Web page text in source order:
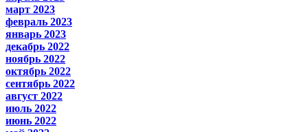
март 2023
февраль 2023
январь 2023
декабрь 2022
ноябрь 2022
октябрь 2022
сентябрь 2022
август 2022
июль 2022
июнь 2022